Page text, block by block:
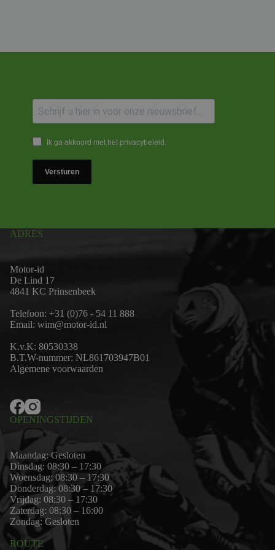
Ik ga akkoord met het privacybeleid.
Versturen
ADRES
Motor-id
De Lind 17
4841 KC Prinsenbeek
Telefoon: +31 (0)76 - 54 11 888
Email: wim@motor-id.nl
K.v.K: 80530338
B.T.W-nummer: NL861703947B01
Algemene voorwaarden
OPENINGSTIJDEN
Maandag: Gesloten
Dinsdag: 08:30 – 17:30
Woensdag: 08:30 – 17:30
Donderdag: 08:30 – 17:30
Vrijdag: 08:30 – 17:30
Zaterdag: 08:30 – 16:00
Zondag: Gesloten
ROUTE